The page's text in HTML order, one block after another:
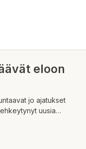
eloon
jo ajatukset
uusia
kukkapenkit
sekä